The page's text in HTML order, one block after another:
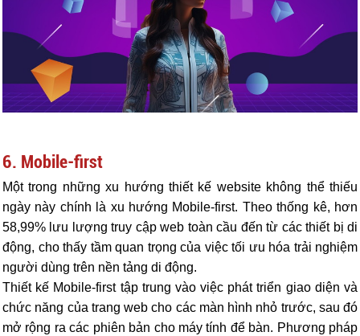
6. Mobile-first
Một trong những xu hướng thiết kế website không thể thiếu
ngày này chính là xu hướng Mobile-first. Theo thống kê, hơn
58,99% lưu lượng truy cập web toàn cầu đến từ các thiết bị di
động, cho thấy tầm quan trọng của việc tối ưu hóa trải nghiệm
người dùng trên nền tảng di động.
Thiết kế Mobile-first tập trung vào việc phát triển giao diện và
chức năng của trang web cho các màn hình nhỏ trước, sau đó
mở rộng ra các phiên bản cho máy tính để bàn. Phương pháp